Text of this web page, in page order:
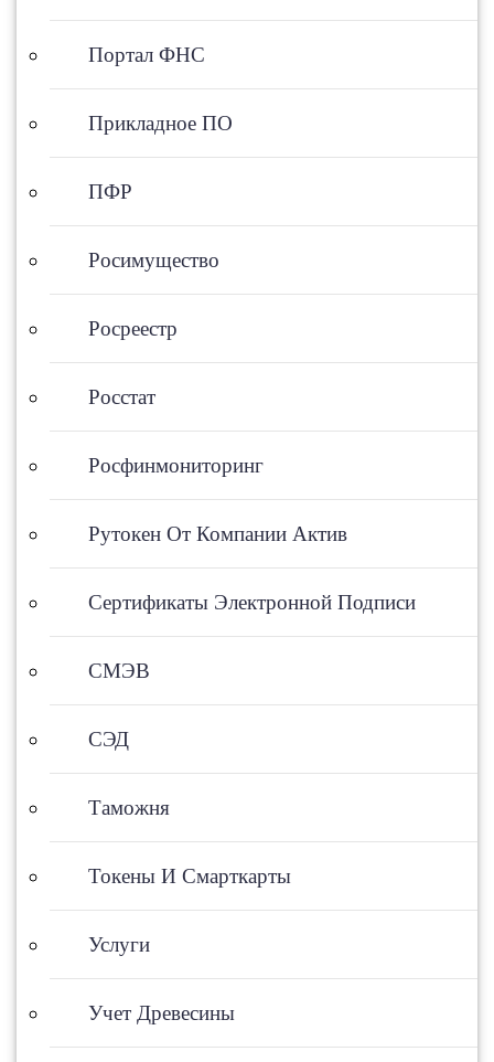
Портал ФНС
Прикладное ПО
ПФР
Росимущество
Росреестр
Росстат
Росфинмониторинг
Рутокен От Компании Актив
Сертификаты Электронной Подписи
СМЭВ
СЭД
Таможня
Токены И Смарткарты
Услуги
Учет Древесины